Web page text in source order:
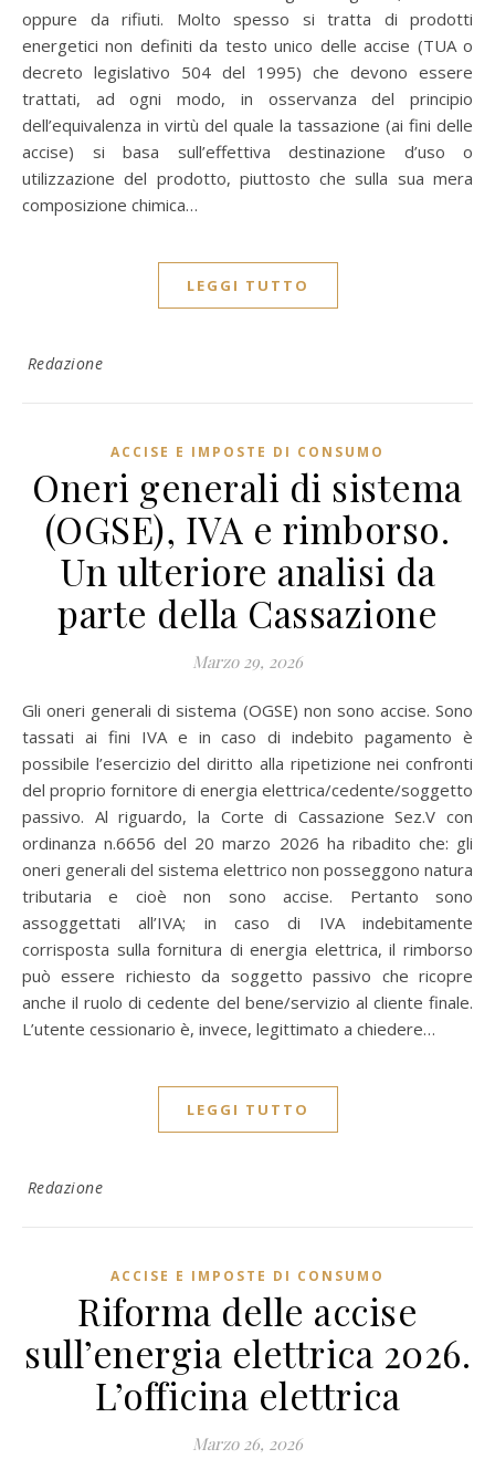
oppure da rifiuti. Molto spesso si tratta di prodotti
energetici non definiti da testo unico delle accise (TUA o
decreto legislativo 504 del 1995) che devono essere
trattati, ad ogni modo, in osservanza del principio
dell’equivalenza in virtù del quale la tassazione (ai fini delle
accise) si basa sull’effettiva destinazione d’uso o
utilizzazione del prodotto, piuttosto che sulla sua mera
composizione chimica…
LEGGI TUTTO
Redazione
ACCISE E IMPOSTE DI CONSUMO
Oneri generali di sistema
(OGSE), IVA e rimborso.
Un ulteriore analisi da
parte della Cassazione
Marzo 29, 2026
Gli oneri generali di sistema (OGSE) non sono accise. Sono
tassati ai fini IVA e in caso di indebito pagamento è
possibile l’esercizio del diritto alla ripetizione nei confronti
del proprio fornitore di energia elettrica/cedente/soggetto
passivo. Al riguardo, la Corte di Cassazione Sez.V con
ordinanza n.6656 del 20 marzo 2026 ha ribadito che: gli
oneri generali del sistema elettrico non posseggono natura
tributaria e cioè non sono accise. Pertanto sono
assoggettati all’IVA; in caso di IVA indebitamente
corrisposta sulla fornitura di energia elettrica, il rimborso
può essere richiesto da soggetto passivo che ricopre
anche il ruolo di cedente del bene/servizio al cliente finale.
L’utente cessionario è, invece, legittimato a chiedere…
LEGGI TUTTO
Redazione
ACCISE E IMPOSTE DI CONSUMO
Riforma delle accise
sull’energia elettrica 2026.
L’officina elettrica
Marzo 26, 2026